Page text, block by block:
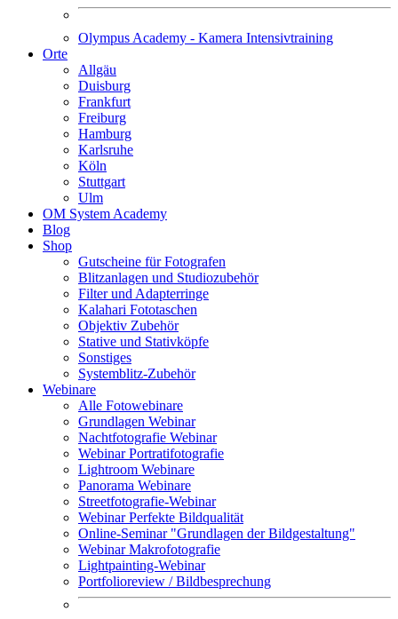
Olympus Academy - Kamera Intensivtraining
Orte
Allgäu
Duisburg
Frankfurt
Freiburg
Hamburg
Karlsruhe
Köln
Stuttgart
Ulm
OM System Academy
Blog
Shop
Gutscheine für Fotografen
Blitzanlagen und Studiozubehör
Filter und Adapterringe
Kalahari Fototaschen
Objektiv Zubehör
Stative und Stativköpfe
Sonstiges
Systemblitz-Zubehör
Webinare
Alle Fotowebinare
Grundlagen Webinar
Nachtfotografie Webinar
Webinar Portratifotografie
Lightroom Webinare
Panorama Webinare
Streetfotografie-Webinar
Webinar Perfekte Bildqualität
Online-Seminar "Grundlagen der Bildgestaltung"
Webinar Makrofotografie
Lightpainting-Webinar
Portfolioreview / Bildbesprechung